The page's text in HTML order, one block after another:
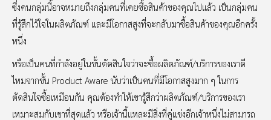
ซึ่งคนกลุ่มนี้อาจหมายถึงกลุ่มคนที่เคยซื้อสินค้าของคุณไปแล้ว เป็นกลุ่มคน
ที่รู้สึกไว้ใจในผลิตภัณฑ์ และมีโอกาสสูงที่จะกลับมาซื้อสินค้าของคุณอีกครั้ง
หนึ่ง
หรือเป็นคนที่กำลังอยู่ในขั้นตัดสินใจว่าจะซื้อผลิตภัณฑ์/บริการของเราดี
ไหมจากขั้น Product Aware นับว่าเป็นคนที่มีโอกาสสูงมาก ๆ ในการ
ตัดสินใจซื้อเหมือนกัน คุณต้องทำให้เขารู้สึกว่าผลิตภัณฑ์/บริการของเรา
เหมาะสมกับเขาที่สุดแล้ว หรือเจ้านี้แหละมีสิ่งที่คู่แข่งอีกเจ้าหนึ่งไม่สามารถ